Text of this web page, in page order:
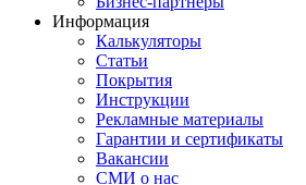
Информация
Калькуляторы
Статьи
Покрытия
Инструкции
Рекламные материалы
Гарантии и сертификаты
Вакансии
СМИ о нас